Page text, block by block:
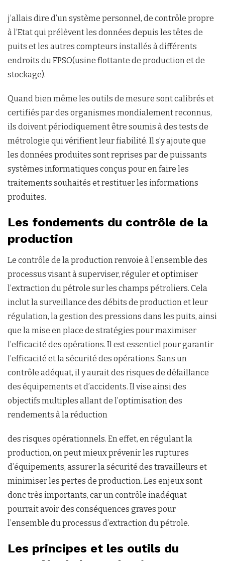
j’allais dire d’un système personnel, de contrôle propre
à l’Etat qui prélèvent les données depuis les têtes de
puits et les autres compteurs installés à différents
endroits du FPSO(usine flottante de production et de
stockage).
Quand bien même les outils de mesure sont calibrés et
certifiés par des organismes mondialement reconnus,
ils doivent périodiquement être soumis à des tests de
métrologie qui vérifient leur fiabilité. Il s’y ajoute que
les données produites sont reprises par de puissants
systèmes informatiques conçus pour en faire les
traitements souhaités et restituer les informations
produites.
Les fondements du contrôle de la
production
Le contrôle de la production renvoie à l’ensemble des
processus visant à superviser, réguler et optimiser
l’extraction du pétrole sur les champs pétroliers. Cela
inclut la surveillance des débits de production et leur
régulation, la gestion des pressions dans les puits, ainsi
que la mise en place de stratégies pour maximiser
l’efficacité des opérations. Il est essentiel pour garantir
l’efficacité et la sécurité des opérations. Sans un
contrôle adéquat, il y aurait des risques de défaillance
des équipements et d’accidents. Il vise ainsi des
objectifs multiples allant de l’optimisation des
rendements à la réduction
des risques opérationnels. En effet, en régulant la
production, on peut mieux prévenir les ruptures
d’équipements, assurer la sécurité des travailleurs et
minimiser les pertes de production. Les enjeux sont
donc très importants, car un contrôle inadéquat
pourrait avoir des conséquences graves pour
l’ensemble du processus d’extraction du pétrole.
Les principes et les outils du